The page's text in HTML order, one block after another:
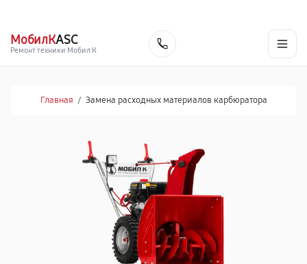
МобилКASC
Ремонт техники Мобил К
Главная / Замена расходных материалов карбюратора